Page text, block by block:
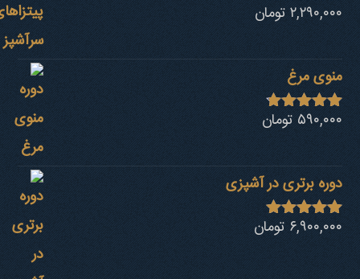
نمره4.94
۲,۲۹۰,۰۰۰ تومان
منوی مرغ
نمره4.68۵۹۰,۰۰۰ تومان
دوره برتری در آشپزی
نمره4.92
۶,۹۰۰,۰۰۰ تومان